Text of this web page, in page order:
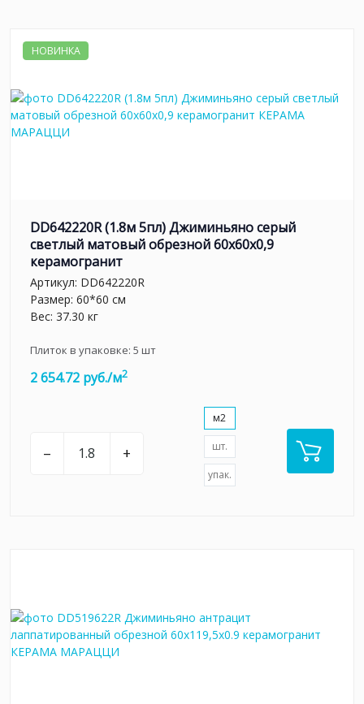
НОВИНКА
DD642220R (1.8м 5пл) Джиминьяно серый
светлый матовый обрезной 60х60x0,9
керамогранит
Артикул: DD642220R
Размер: 60*60 см
Вес: 37.30 кг
Плиток в упаковке: 5 шт
2 654.72 руб./м2
– +
м2
шт.
упак.